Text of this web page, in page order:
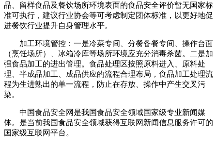
品、留样食品及餐饮场所环境表面的食品安全评价暂无国家标
准可执行，建议行业协会等可考虑制定团体标准，以更好地促
进餐饮行业提升自身管理水平。
加工环境管控：一是冷菜专间、分餐备餐专间、操作台面
（烹饪场所）、冰箱冷库等场所环境应充分消毒杀菌。二是加
强食品加工的进出管理。食品处理区按照原料进入、原料处
理、半成品加工、成品供应的流程合理布局，食品加工处理流
程为生进熟出的单一流程，防止在存放、操作中产生交叉污
染。
中国食品安全网是我国食品安全领域国家级专业新闻媒
体。是当前我国食品安全领域获得互联网新闻信息服务许可的
国家级互联网平台。